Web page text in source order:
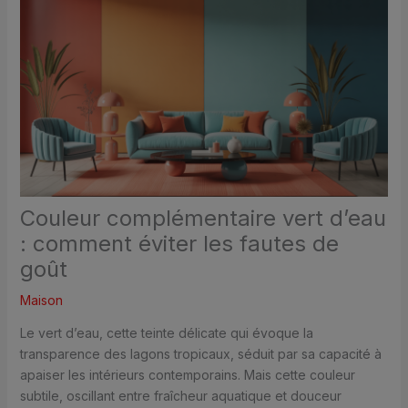
Couleur complémentaire vert d’eau
: comment éviter les fautes de
goût
Maison
Le vert d’eau, cette teinte délicate qui évoque la
transparence des lagons tropicaux, séduit par sa capacité à
apaiser les intérieurs contemporains. Mais cette couleur
subtile, oscillant entre fraîcheur aquatique et douceur